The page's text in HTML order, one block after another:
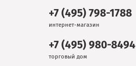
+7 (495) 798-1788
интернет-магазин
+7 (495) 980-8494
торговый дом